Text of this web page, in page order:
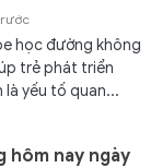
học đường không
trẻ phát triển
là yếu tố quan...
hôm nay ngày